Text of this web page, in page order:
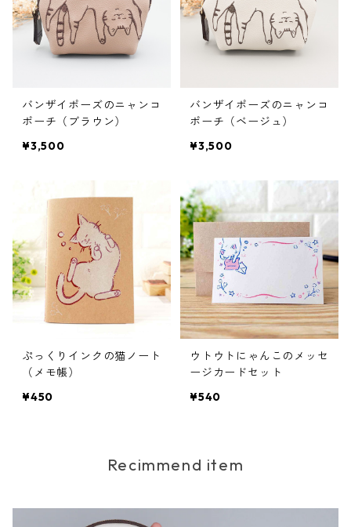
バンザイポーズのニャンコ
ポーチ（ブラウン）
¥3,500
バンザイポーズのニャンコ
ポーチ（ベージュ）
¥3,500
ぷっくりインクの猫ノート
（メモ帳）
¥450
ウトウトにゃんこのメッセ
ージカードセット
¥540
Recimmend item